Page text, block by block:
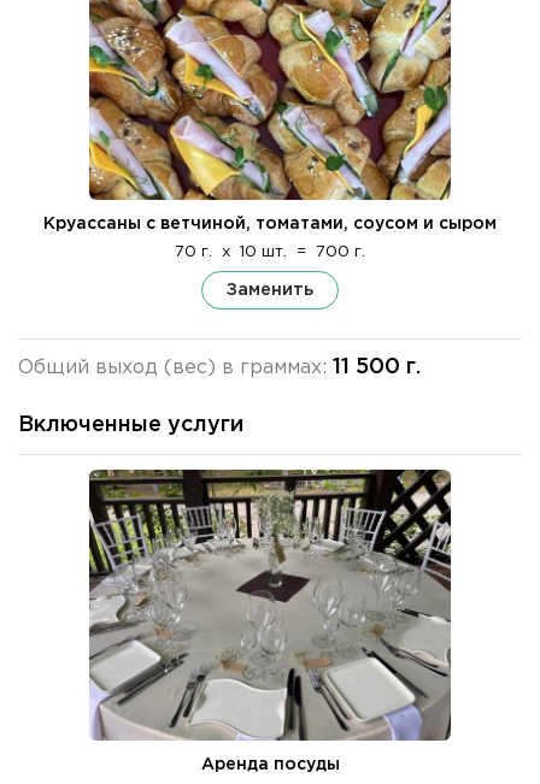
Круассаны с ветчиной, томатами, соусом и сыром
70 г. x 10 шт. = 700 г.
Заменить
Общий выход (вес) в граммах: 11 500 г.
Включенные услуги
Аренда посуды